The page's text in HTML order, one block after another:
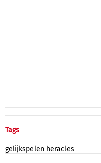
Tags
gelijkspelen heracles